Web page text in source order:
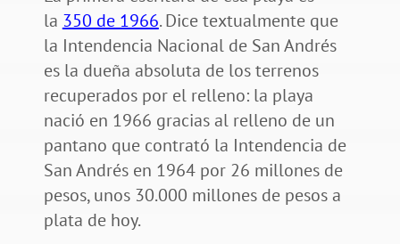
la 350 de 1966. Dice textualmente que
la Intendencia Nacional de San Andrés
es la dueña absoluta de los terrenos
recuperados por el relleno: la playa
nació en 1966 gracias al relleno de un
pantano que contrató la Intendencia de
San Andrés en 1964 por 26 millones de
pesos, unos 30.000 millones de pesos a
plata de hoy.